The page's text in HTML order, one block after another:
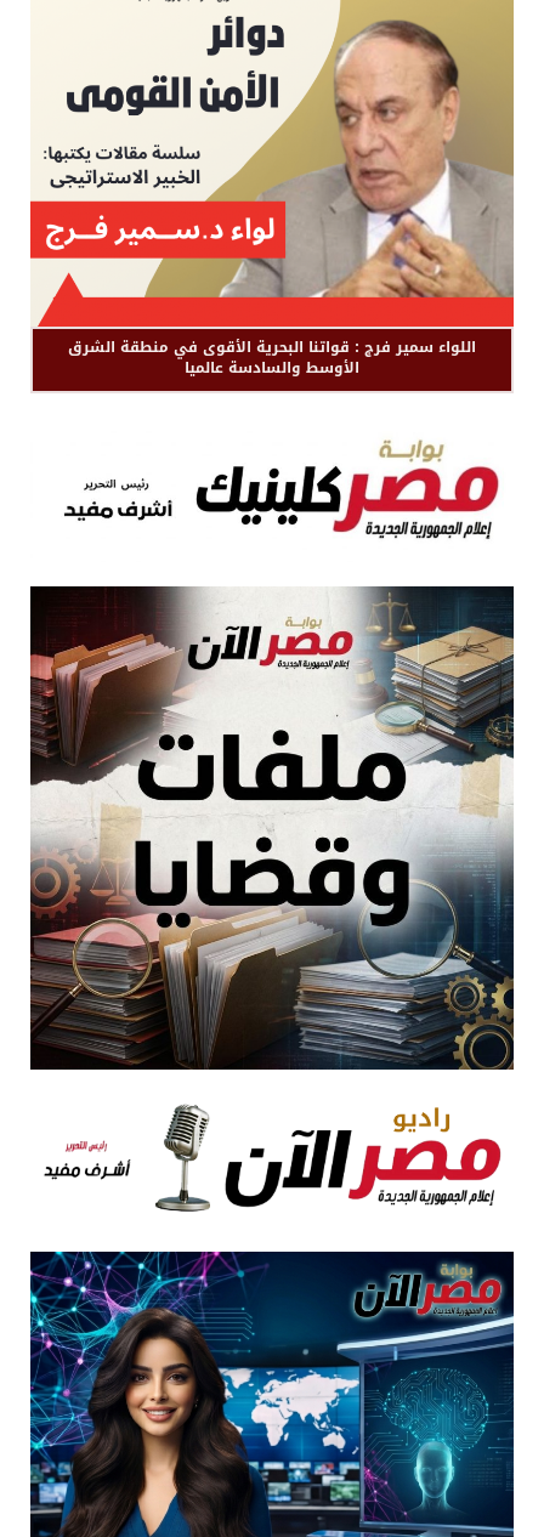
اللواء سمير فرج : قواتنا البحرية الأقوى في منطقة الشرق
الأوسط والسادسة عالميا